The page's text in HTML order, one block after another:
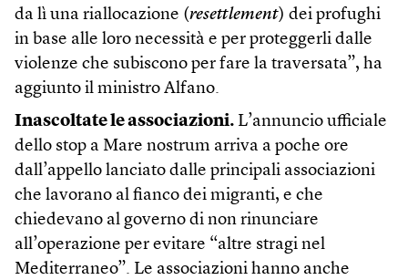
da lì una riallocazione (resettlement) dei profughi
in base alle loro necessità e per proteggerli dalle
violenze che subiscono per fare la traversata”, ha
aggiunto il ministro Alfano.
Inascoltate le associazioni. L’annuncio ufficiale
dello stop a Mare nostrum arriva a poche ore
dall’appello lanciato dalle principali associazioni
che lavorano al fianco dei migranti, e che
chiedevano al governo di non rinunciare
all’operazione per evitare “altre stragi nel
Mediterraneo”. Le associazioni hanno anche